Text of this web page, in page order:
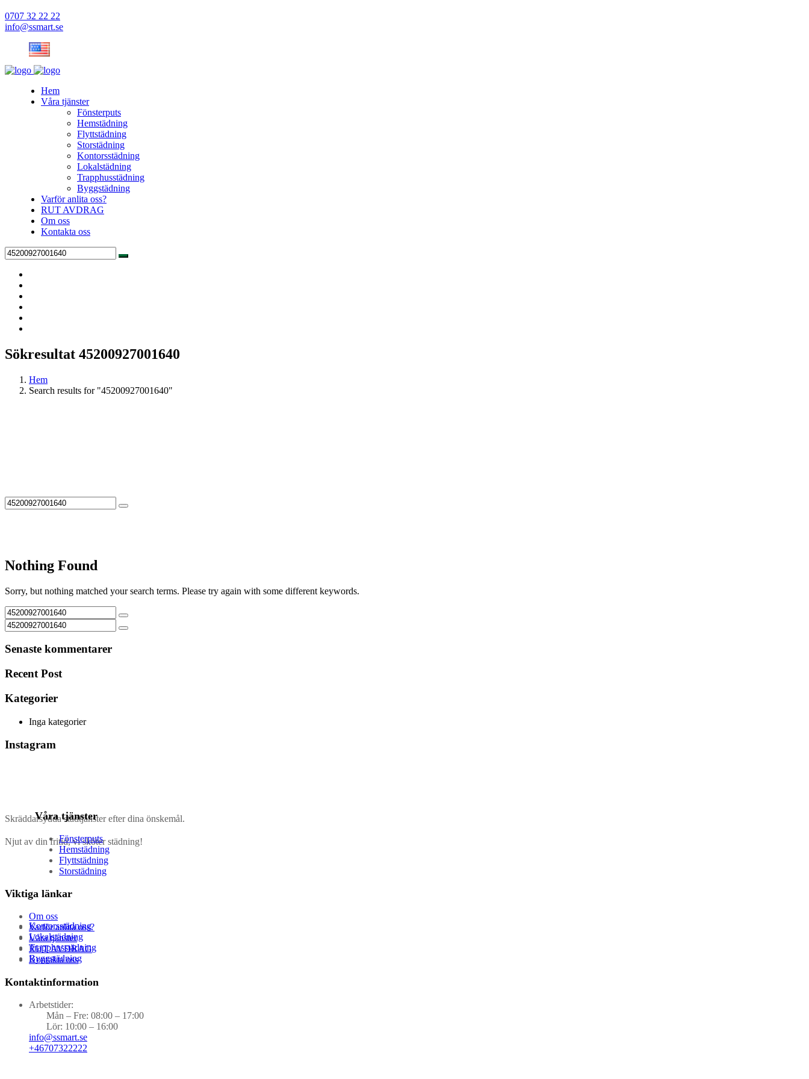
0707 32 22 22
info@ssmart.se
Hem
Våra tjänster
Fönsterputs
Hemstädning
Flyttstädning
Storstädning
Kontorsstädning
Lokalstädning
Trapphusstädning
Byggstädning
Varför anlita oss?
RUT AVDRAG
Om oss
Kontakta oss
Sökresultat 45200927001640
Hem
Search results for "45200927001640"
Nothing Found
Sorry, but nothing matched your search terms. Please try again with some different keywords.
Senaste kommentarer
Recent Post
Kategorier
Inga kategorier
Instagram
Skräddarsydda städtjänster efter dina önskemål.
Njut av din fritid, vi sköter städning!
Våra tjänster
Fönsterputs
Hemstädning
Flyttstädning
Storstädning
Kontorsstädning
Lokalstädning
Trapphusstädning
Byggstädning
Viktiga länkar
Om oss
Varför anlita oss?
Våra tjänster
RUT AVDRAG
Kontakta oss
Kontaktinformation
Arbetstider:
Mån – Fre: 08:00 – 17:00
Lör: 10:00 – 16:00
info@ssmart.se
+46707322222